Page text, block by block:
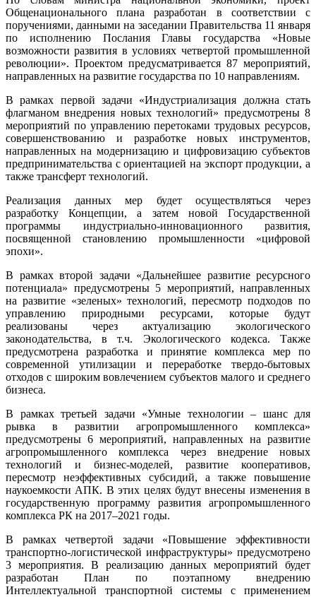
Общенационального плана разработан в соответствии с
поручениями, данными на заседании Правительства 11 января
по исполнению Послания Главы государства «Новые
возможности развития в условиях четвертой промышленной
революции». Проектом предусматривается 87 мероприятий,
направленных на развитие государства по 10 направлениям.
В рамках первой задачи «Индустриализация должна стать
флагманом внедрения новых технологий» предусмотрены 8
мероприятий по управлению перетоками трудовых ресурсов,
совершенствованию и разработке новых инструментов,
направленных на модернизацию и цифровизацию субъектов
предпринимательства с ориентацией на экспорт продукции, а
также трансферт технологий.
Реализация данных мер будет осуществляться через
разработку Концепции, а затем новой Государственной
программы индустриально-инновационного развития,
посвященной становлению промышленности «цифровой
эпохи».
В рамках второй задачи «Дальнейшее развитие ресурсного
потенциала» предусмотрены 5 мероприятий, направленных
на развитие «зеленых» технологий, пересмотр подходов по
управлению природными ресурсами, которые будут
реализованы через актуализацию экологического
законодательства, в т.ч. Экологического кодекса. Также
предусмотрена разработка и принятие комплекса мер по
современной утилизации и переработке твердо-бытовых
отходов с широким вовлечением субъектов малого и среднего
бизнеса.
В рамках третьей задачи «Умные технологии – шанс для
рывка в развитии агропромышленного комплекса»
предусмотрены 6 мероприятий, направленных на развитие
агропромышленного комплекса через внедрение новых
технологий и бизнес-моделей, развитие кооперативов,
пересмотр неэффективных субсидий, а также повышение
наукоемкости АПК. В этих целях будут внесены изменения в
государственную программу развития агропромышленного
комплекса РК на 2017–2021 годы.
В рамках четвертой задачи «Повышение эффективности
транспортно-логистической инфраструктуры» предусмотрено
3 мероприятия. В реализацию данных мероприятий будет
разработан План по поэтапному внедрению
Интеллектуальной транспортной системы с применением